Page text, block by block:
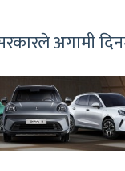
अगामी